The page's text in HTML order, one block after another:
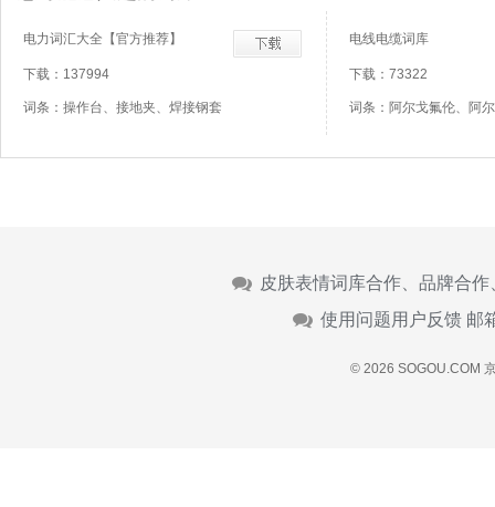
电力词汇大全【官方推荐】
下载：137994
词条：操作台、接地夹、焊接钢套
电线电缆词库
下载：73322
词条：阿尔戈氟伦、阿
皮肤表情词库合作、品牌合
使用问题用户反馈 邮
© 2026 SOGOU.COM